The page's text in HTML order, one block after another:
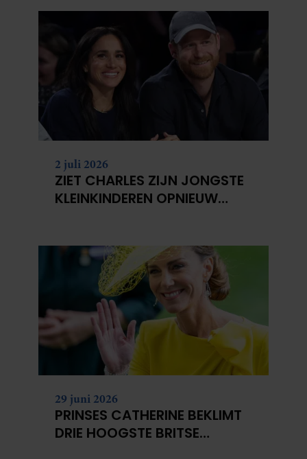
2 juli 2026
ZIET CHARLES ZIJN JONGSTE
KLEINKINDEREN OPNIEUW
29 juni 2026
PRINSES CATHERINE BEKLIMT
DRIE HOOGSTE BRITSE